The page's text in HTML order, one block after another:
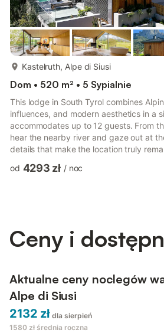
Kastelruth, Alpe di Siusi
Dom • 520 m² • 5 Sypialnie
This lodge in South Tyrol combines
influences, and modern aesthetics in a
accommodates up to 12 guests. From
hear the nearby river and gaze out at
details that make the location truly
home. The kitchen is fully equipped, the
od 4293 zł / noc
Ceny i
Aktualne ceny noclegów
Alpe di Siusi
2132 zł dla sierpień
1580 zł średnia roczna